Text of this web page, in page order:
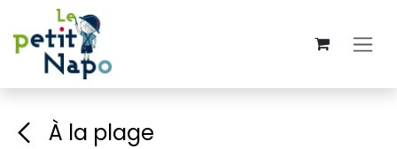
Se rendre au contenu
À la plage